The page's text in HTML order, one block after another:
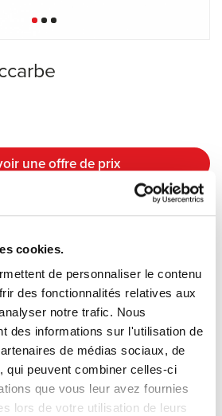
cookies.
de personnaliser le contenu
des fonctionnalités relatives aux
notre trafic. Nous
des informations sur l'utilisation de
de médias sociaux, de
qui peuvent combiner celles-ci
que vous leur avez fournies
lors de votre utilisation de leurs
une offre de prix
est idéal pour les espaces
et sa forme singulière à deux niveaux,
font de ce banc une pièce de
aux espaces d’attente des